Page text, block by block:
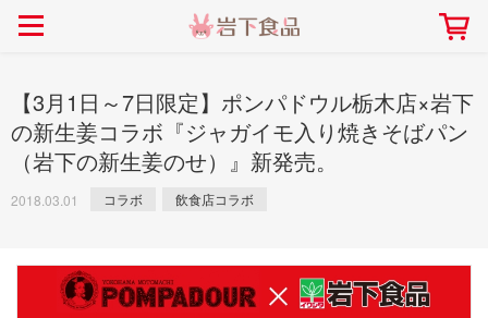
> 新商品
> イベント
> コラボ
> ミュージアム
ジアム
2026.07.01
> 生姜
> らっきょう
> オリーブ
> その他
> らっきょうレシピ
> オリーブレシピ
> その他のレシピ
【3月1日～7日限定】ポンパドウル栃木店×岩下
の新生姜コラボ『ジャガイモ入り焼きそばパン
（岩下の新生姜のせ）』新発売。
2018.03.01 コラボ 飲食店コラボ